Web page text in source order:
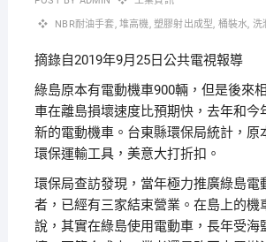
NBR耐油手套, 堆高機, 塑膠射出成型, 桶裝水, 洗
摘錄自2019年9月25日公共電視報導
綠島原本有電動機車900輛，但是後來
車在離島損壞速度比預期快，去年和今
新的電動機車。台東縣環保局統計，原
環保運輸工具，美意大打折扣。
環保局查訪發現，當年極力推廣綠島電
者，已經有三家結束營業。在島上的機
說，其實在綠島使用電動車，長年受海